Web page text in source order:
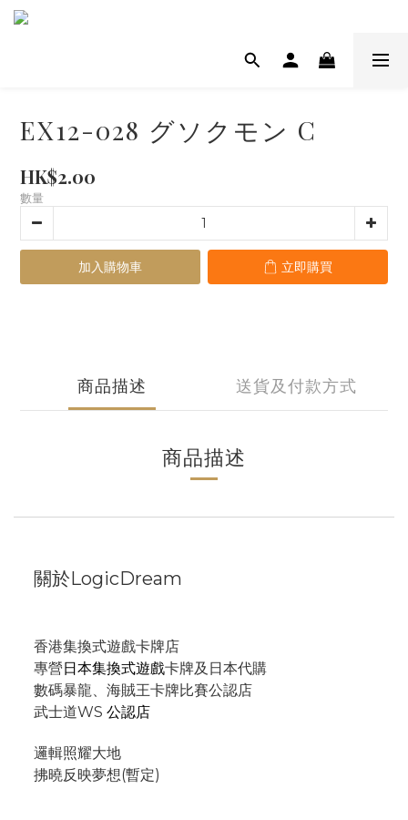
EX12-028 グソクモン C
HK$2.00
數量
加入購物車 立即購買
商品描述 送貨及付款方式
商品描述
關於LogicDream
香港集換式遊戲卡牌店
專營日本集換式遊戲卡牌及日本代購
數碼暴龍、海賊王卡牌比賽公認店
武士道WS 公認店
邏輯照耀大地
拂曉反映夢想(暫定)